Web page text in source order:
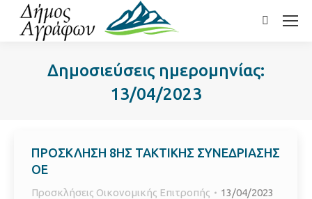
Search:
Δημοσιεύσεις ημερομηνίας:
13/04/2023
ΠΡΟΣΚΛΗΣΗ 8ΗΣ ΤΑΚΤΙΚΗΣ ΣΥΝΕΔΡΙΑΣΗΣ
ΟΕ
Προσκλήσεις Οικονομικής Επιτροπής
13/04/2023